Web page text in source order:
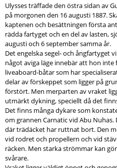
Ulysses träffade den östra sidan av
på morgonen den 16 augusti 1887.
kaptenen och besättningen första
rädda fartyget och en del av lasten,
augusti och 6 september samma år.
Det engelska segel- och ångfartyget
något aviga läge innebär att hon inte
liveaboard-båtar som har
delar av förskeppet som ligger på
förstört. Men merparten av vraket
utmärkt dykning, speciellt då det
Det finns många dykare som
om grannen Carnatic vid Abu
där trädäcket har ruttnat bort. Den
vid rodret och propellern och vid
räcken. Men starka strömmar kan
svårare.